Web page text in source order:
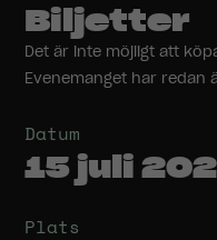
Biljetter
Det är inte möjligt att
Evenemanget har redan
Datum
15 juli
Plats